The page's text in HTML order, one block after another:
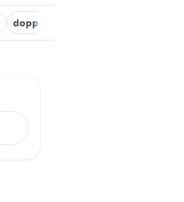
doppia salerno e provincia